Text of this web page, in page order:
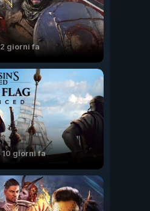
2 giorni fa
10 giorni fa